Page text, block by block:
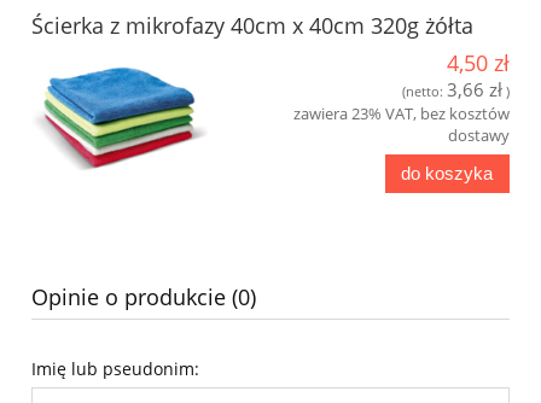
Ścierka z mikrofazy 40cm x 40cm 320g żółta
4,50 zł
(netto: 3,66 zł )
zawiera 23% VAT, bez kosztów
dostawy
do koszyka
Opinie o produkcie (0)
Imię lub pseudonim: